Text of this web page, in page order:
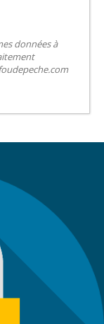
données à